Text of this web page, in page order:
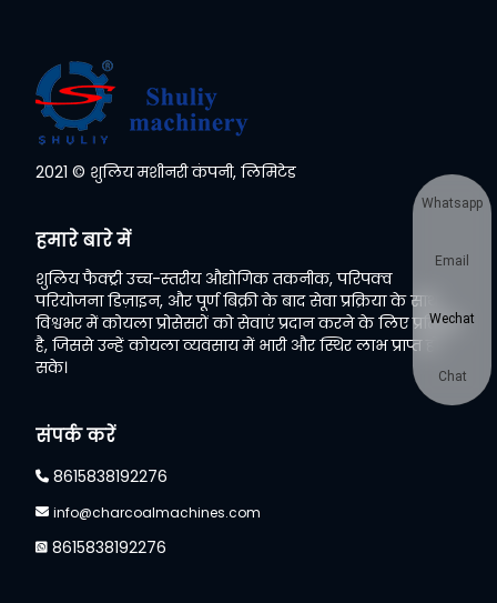
2021 © शुलिय मशीनरी कंपनी, लिमिटेड
हमारे बारे में
शुलिय फैक्ट्री उच्च-स्तरीय औद्योगिक तकनीक, परिपक्व
परियोजना डिज़ाइन, और पूर्ण बिक्री के बाद सेवा प्रक्रिया के साथ
विश्वभर में कोयला प्रोसेसरों को सेवाएं प्रदान करने के लिए प्रतिबद्ध
है, जिससे उन्हें कोयला व्यवसाय में भारी और स्थिर लाभ प्राप्त हो
सके।
संपर्क करें
8615838192276
info@charcoalmachines.com
8615838192276
Whatsapp
Email
Wechat
Chat